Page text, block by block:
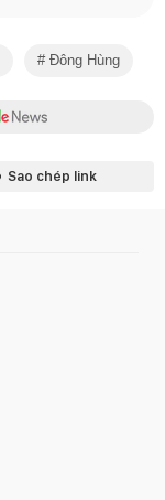
Đông Hùng
Sao chép link